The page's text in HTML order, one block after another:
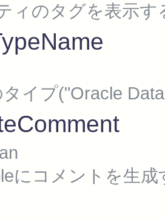
ィのタグを表示す
イプ("Oracle
にコメントを生